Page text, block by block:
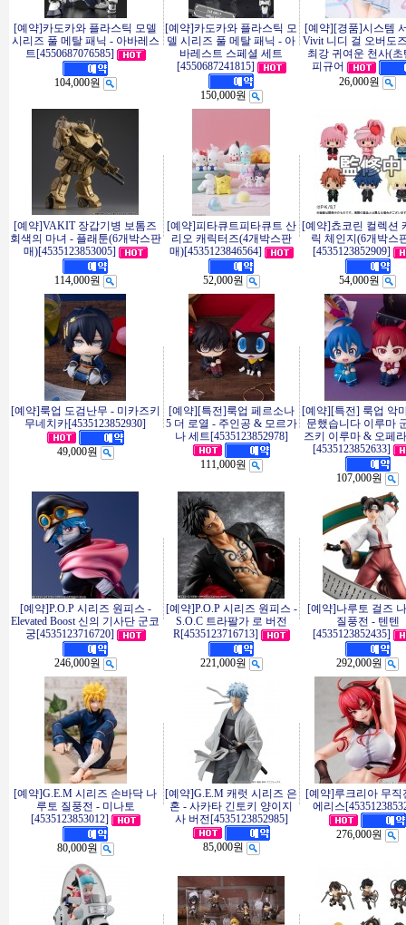
[예약]카도카와 플라스틱 모델
시리즈 풀 메탈 패닉 - 아바레스
트[4550687076585]
104,000원
[예약]카도카와 플라스틱 모
델 시리즈 풀 메탈 패닉 - 아
바레스트 스페셜 세트
[4550687241815]
150,000원
[예약][경품]시스템
Vivit 니디 걸 오버도
최강 귀여운 천사(초
피규어
26,000원
[예약]VAKIT 장갑기병 보톰즈
회색의 마녀 - 플래툰(6개박스판
매)[4535123853005]
114,000원
[예약]피타큐트피타큐트 산
리오 캐릭터즈(4개박스판
매)[4535123846564]
52,000원
[예약]쵸코린 컬렉션
릭 체인지(6개박스
[4535123852909]
54,000원
[예약]룩업 도검난무 - 미카즈키
무네치카[4535123852930]
49,000원
[예약][특전]룩업 페르소나
5 더 로열 - 주인공 & 모르가
나 세트[4535123852978]
111,000원
[예약][특전] 룩업 악
문했습니다 이루마
즈키 이루마 & 오페
[4535123852633]
107,000원
[예약]P.O.P 시리즈 원피스 -
Elevated Boost 신의 기사단 군코
궁[4535123716720]
246,000원
[예약]P.O.P 시리즈 원피스 -
S.O.C 트라팔가 로 버전
R[4535123716713]
221,000원
[예약]나루토 걸즈
질풍전 - 텐텐
[4535123852435]
292,000원
[예약]G.E.M 시리즈 손바닥 나
루토 질풍전 - 미나토
[4535123853012]
80,000원
[예약]G.E.M 캐럿 시리즈 은
혼 - 사카타 긴토키 양이지
사 버전[4535123852985]
85,000원
[예약]루크리아 무직
에리스
276,000원